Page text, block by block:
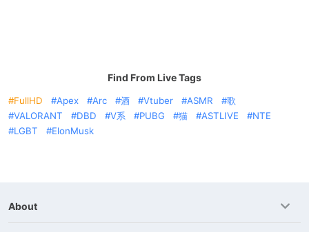
Find From Live Tags
FullHD Apex Arc 酒 Vtuber ASMR
歌
VALORANT
DBD V系 PUBG 猫 ASTLIVE
NTE
LGBT
ElonMusk
About